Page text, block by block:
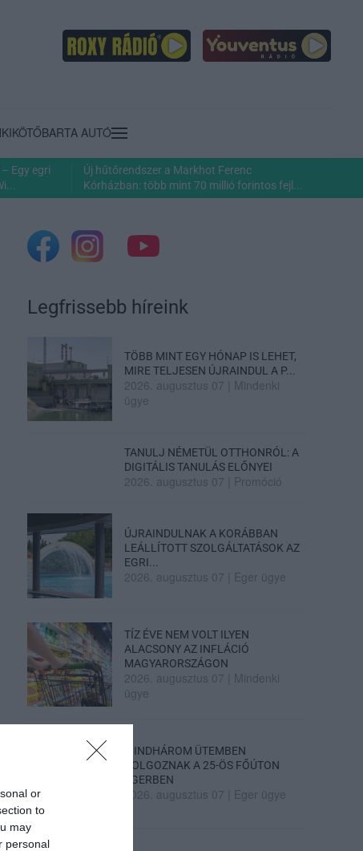
or
to
may
personal
KIKÖTŐBARTA AUTÓ
Egy egri
Új hűtőrendszer a Markhot Ferenc
Kórházban: több mint 70 millió forintos fejl...
Legfrissebb híreink
TÖBB MINT EGY HÓNAP IS LEHET,
MIRE TELJESEN ÚJRAINDUL A P...
2026. augusztus 07
Mindenki
ügye
TANULJ NÉMETÜL OTTHONRÓL: A
DIGITÁLIS TANULÁS ELŐNYEI
2026. augusztus 07 Promóció
ÚJRAINDULNAK A KORÁBBAN
LEÁLLÍTOTT SZOLGÁLTATÁSOK AZ
EGRI...
2026. augusztus 07 Eger ügye
TÍZ ÉVE NEM VOLT ILYEN
ALACSONY AZ INFLÁCIÓ
MAGYARORSZÁGON
2026. augusztus 07
Mindenki
ügye
MINDHÁROM ÜTEMBEN
DOLGOZNAK A 25-ÖS FŐÚTON
EGERBEN
2026. augusztus 07 Eger ügye